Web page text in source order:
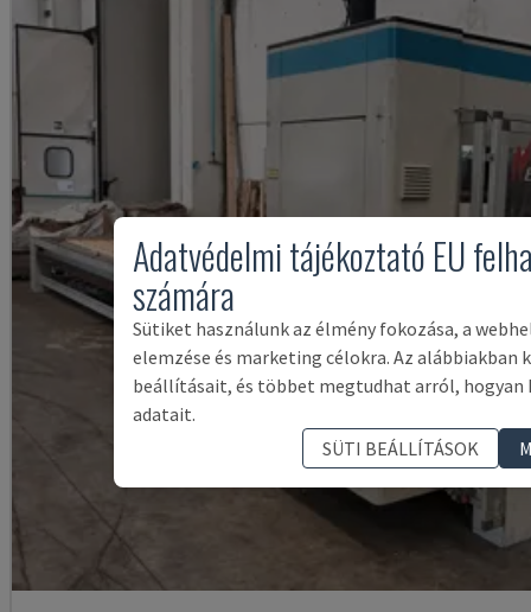
Adatvédelmi tájékoztató EU
számára
Sütiket használunk az élmény fokozása, a
elemzése és marketing célokra. Az alábbiakban
beállításait, és többet megtudhat arról, hogyan
adatait.
SÜTI BEÁLLÍTÁSOK